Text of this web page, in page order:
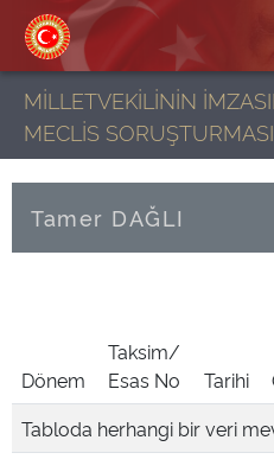
MİLLETVEKİLİNİN
MECLİS
Tamer DAĞLI
Dönem
Taksim/
Esas No
Tarihi
Tabloda herhangi bir veri